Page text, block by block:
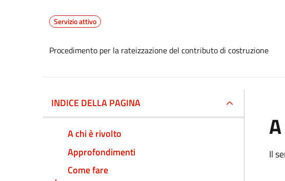
Servizio attivo
Procedimento per la rateizzazione del contributo di costruzione
INDICE DELLA PAGINA
A chi è rivolto
Approfondimenti
Come fare
Il